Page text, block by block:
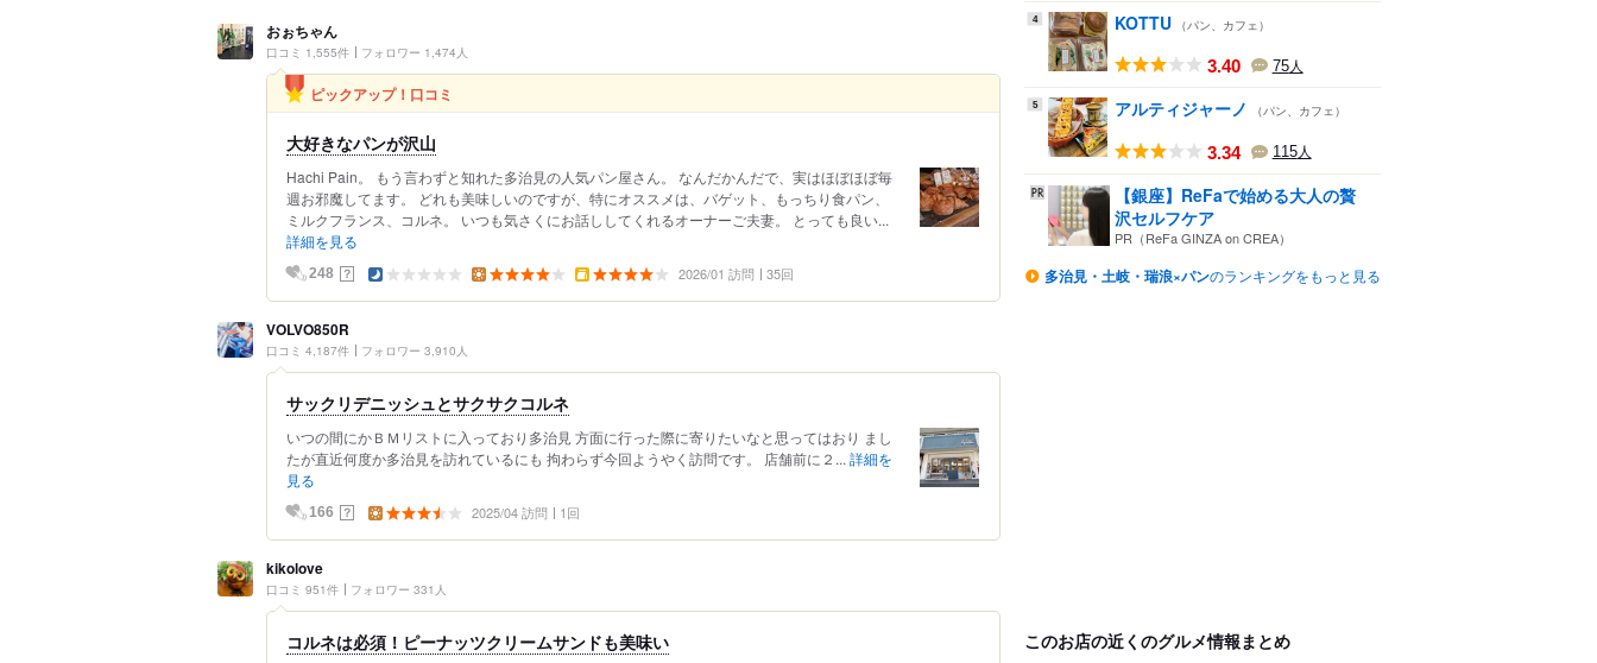
おぉちゃん
口コミ 1,555件 フォロワー 1,474人
ピックアップ！口コミ
大好きなパンが沢山
Hachi Pain。 もう言わずと知れた多治見の人気パン屋さん。 なんだかんだで、実はほぼほぼ毎
週お邪魔してます。 どれも美味しいのですが、特にオススメは、バゲット、もっちり食パン、
ミルクフランス、コルネ。 いつも気さくにお話ししてくれるオーナーご夫妻。 とっても良い...
詳細を見る
248 ？ 2026/01 訪問 35回
VOLVO850R
口コミ 4,187件 フォロワー 3,910人
サックリデニッシュとサクサクコルネ
いつの間にかＢＭリストに入っており多治見 方面に行った際に寄りたいなと思ってはおり まし
たが直近何度か多治見を訪れているにも 拘わらず今回ようやく訪問です。 店舗前に２... 詳細を
見る
166 ？ 2025/04 訪問 1回
kikolove
口コミ 951件 フォロワー 331人
コルネは必須！ピーナッツクリームサンドも美味い
4 KOTTU （パン、カフェ）
3.40 75人
5 アルティジャーノ （パン、カフェ）
3.34 115人
【銀座】ReFaで始める大人の贅
沢セルフケア
PR（ReFa GINZA on CREA）
多治見・土岐・瑞浪×パンのランキングをもっと見る
このお店の近くのグルメ情報まとめ